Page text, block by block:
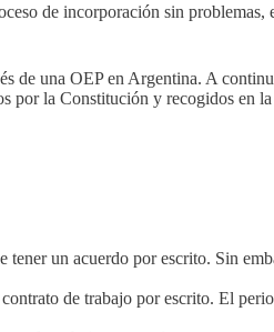
de incorporación sin problemas,
de una OEP en Argentina. A
por la Constitución y recogidos en
tener un acuerdo por escrito. Sin
de trabajo por escrito. El